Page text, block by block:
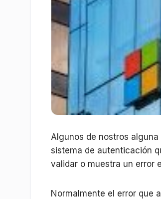
Algunos de nostros
sistema de autenticación
validar o muestra un error
Normalmente el error que